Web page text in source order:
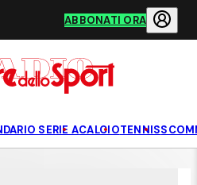
ABBONATI ORA
SERIE ACALCIOTENNIS